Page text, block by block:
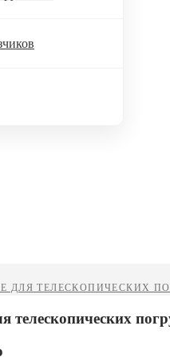
ДЛЯ ТЕЛЕСКОПИЧЕСКИХ
телескопических